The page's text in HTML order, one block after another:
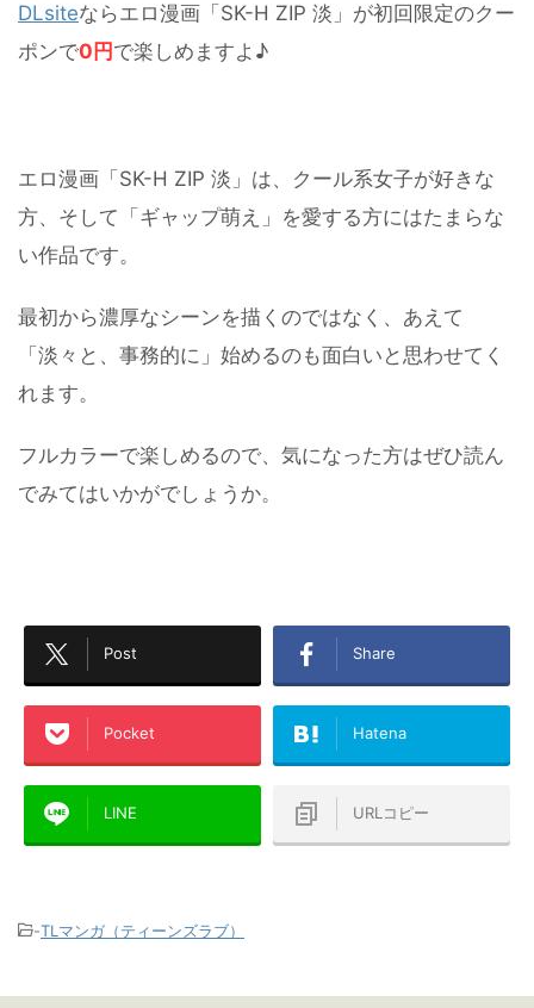
DLsiteならエロ漫画「SK-H ZIP 淡」が初回限定のクー
ポンで0円 で楽しめますよ♪
エロ漫画「SK-H ZIP 淡」は、クール系女子が好きな
方、そして「ギャップ萌え」を愛する方にはたまらな
い作品です。
最初から濃厚なシーンを描くのではなく、あえて
「淡々と、事務的に」始めるのも面白いと思わせてく
れます。
フルカラーで楽しめるので、気になった方はぜひ読ん
でみてはいかがでしょうか。
Post Share
Pocket Hatena
LINE URLコピー
-TLマンガ（ティーンズラブ）